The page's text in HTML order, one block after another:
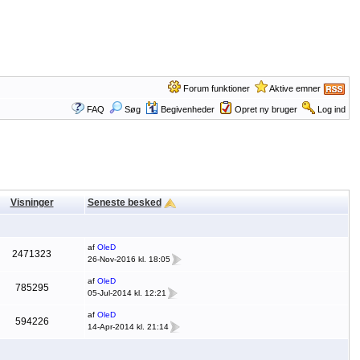
Forum funktioner Aktive emner
FAQ Søg Begivenheder Opret ny bruger Log ind
Visninger Seneste besked
2471323
af OleD
26-Nov-2016 kl. 18:05
785295
af OleD
05-Jul-2014 kl. 12:21
594226
af OleD
14-Apr-2014 kl. 21:14